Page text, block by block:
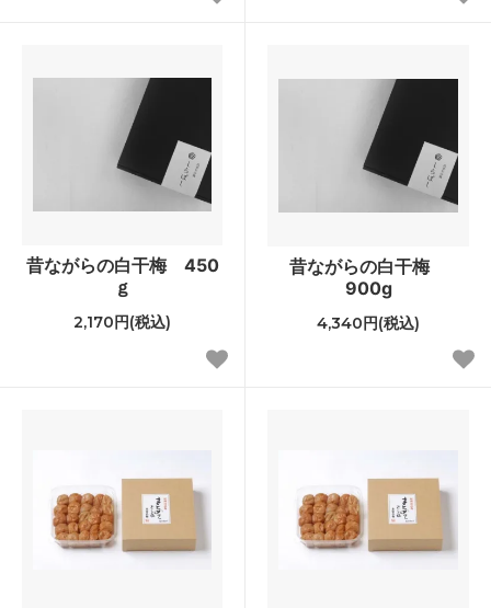
昔ながらの白干梅 450
ｇ
2,170円(税込)
昔ながらの白干梅
900g
4,340円(税込)